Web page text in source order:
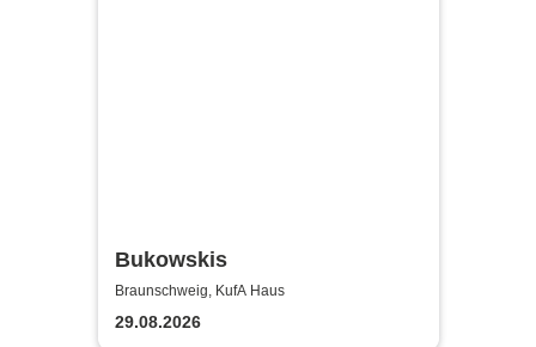
Bukowskis
Braunschweig, KufA Haus
29.08.2026